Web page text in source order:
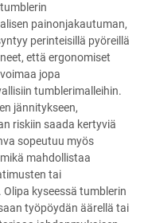
painonjakautuman,
perinteisillä pyöreillä
että ergonomiset
jopa
tumblerimalleihin.
jännitykseen,
riskiin saada kertyviä
sopeutuu myös
mahdollistaa
tai
kyseessä tumblerin
työpöydän äärellä tai